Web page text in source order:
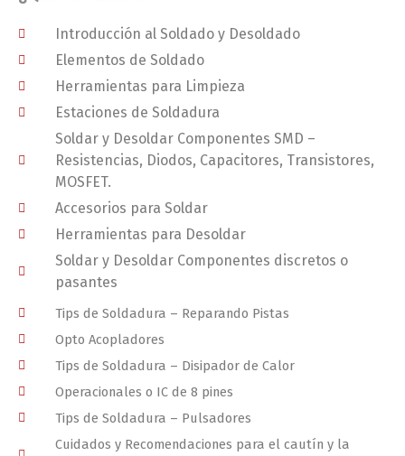
Introducción al Soldado y Desoldado
Elementos de Soldado
Herramientas para Limpieza
Estaciones de Soldadura
Soldar y Desoldar Componentes SMD –
Resistencias, Diodos, Capacitores, Transistores,
MOSFET.
Accesorios para Soldar
Herramientas para Desoldar
Soldar y Desoldar Componentes discretos o
pasantes
Tips de Soldadura – Reparando Pistas
Opto Acopladores
Tips de Soldadura – Disipador de Calor
Operacionales o IC de 8 pines
Tips de Soldadura – Pulsadores
Cuidados y Recomendaciones para el cautín y la